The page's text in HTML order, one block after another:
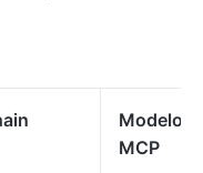
Modelos
MCP